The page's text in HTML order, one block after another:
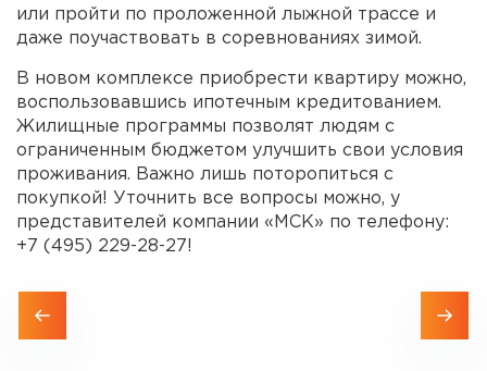
или пройти по проложенной лыжной трассе и
даже поучаствовать в соревнованиях зимой.
В новом комплексе приобрести квартиру можно,
воспользовавшись ипотечным кредитованием.
Жилищные программы позволят людям с
ограниченным бюджетом улучшить свои условия
проживания. Важно лишь поторопиться с
покупкой! Уточнить все вопросы можно, у
представителей компании «МСК» по телефону:
+7 (495) 229-28-27!